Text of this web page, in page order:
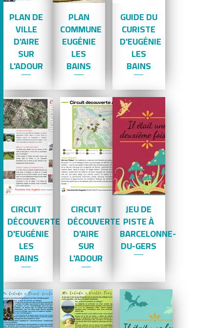
PLAN DE
VILLE
D'AIRE
SUR
L'ADOUR
PLAN
COMMUNE
EUGÉNIE
LES
BAINS
GUIDE DU
CURISTE
D'EUGÉNIE
LES
BAINS
CIRCUIT
DÉCOUVERTE
D'EUGÉNIE
LES
BAINS
CIRCUIT
DÉCOUVERTE
D'AIRE
SUR
L'ADOUR
JEU DE
PISTE À
BARCELONNE-
DU-GERS